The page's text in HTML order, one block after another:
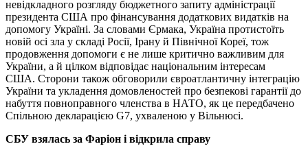
невідкладного розгляду бюджетного запиту адміністрації
президента США про фінансування додаткових видатків на
допомогу Україні. За словами Єрмака, Україна протистоїть
новій осі зла у складі Росії, Ірану й Північної Кореї, тож
продовження допомоги є не лише критично важливим для
України, а й цілком відповідає національним інтересам
США. Сторони також обговорили євроатлантичну інтеграцію
України та укладення домовленостей про безпекові гарантії до
набуття повноправного членства в НАТО, як це передбачено
Спільною декларацією G7, ухваленою у Вільнюсі.
СБУ взялась за Фаріон і відкрила справу